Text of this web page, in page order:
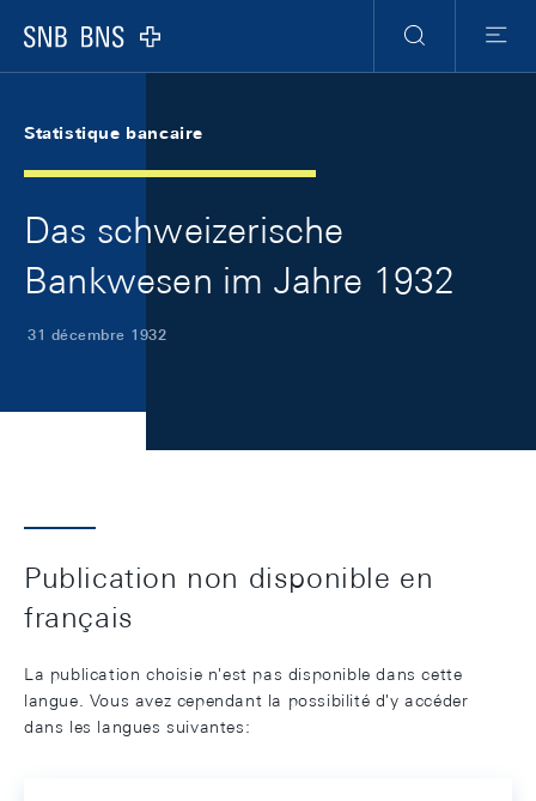
Logo
RechercheMenu
Statistique bancaire
Das schweizerische
Bankwesen im Jahre 1932
31 décembre 1932
Publication non disponible en
français
La publication choisie n'est pas disponible dans cette
langue. Vous avez cependant la possibilité d'y accéder
dans les langues suivantes: